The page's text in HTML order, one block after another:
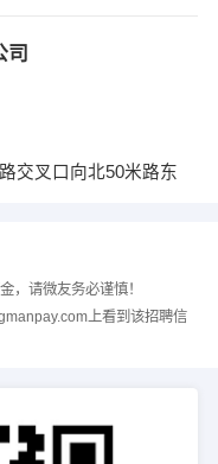
司
交叉口向北50米路东
，请微友务必谨慎！
上看到该招聘信